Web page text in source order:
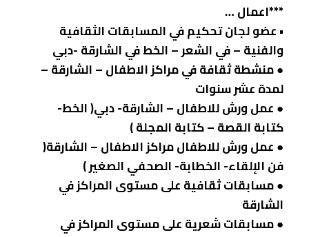
***اعمال …
• عضو لجان تحكيم في المسابقات الثقافية
والفنية – في الشعر – الخط في الشارقة -دبي
● منشطة ثقافة في مراكز الاطفال – الشارقة –
لمدة عشر سنوات
● عمل ورش للاطفال – الشارقة- دبي( الخط-
كتابة القصة – كتابة المجلة )
● عمل ورش للاطفال مراكز الاطفال – الشارقة(
فن الإلقاء- الخطابة- الصحفي الصغير )
● مسابقات ثقافية على مستوى المراكز في
الشارقة
● مسابقات شعرية على مستوى المراكز في